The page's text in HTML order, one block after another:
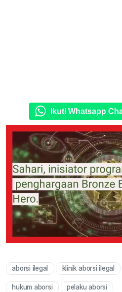
Ikuti Whatsapp
aborsi ilegal klinik aborsi ilegal
hukum aborsi pelaku aborsi